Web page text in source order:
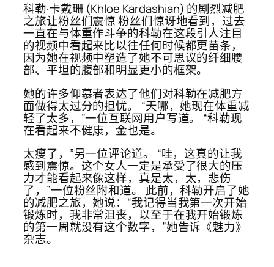
科勒·卡戴珊 (Khloe Kardashian) 的剧烈减肥
之旅让粉丝们震惊 粉丝们惊讶地看到，过去
一直在与体重作斗争的科勒在这段引人注目
的视频中看起来比以往任何时候都更苗条，
因为她在视频中塑造了她不可思议的纤细腰
部、平坦的腹部和明显更小的框架。
她的许多仰慕者表达了他们对科勒在减肥方
面做得太过分的担忧。 “天哪，她现在体重减
轻了太多，”一位互联网用户写道。 “科勒现
在看起来不健康，金也是。
太瘦了，”另一位评论道。 “哇，这真的让我
感到震惊。这个女人一定是承受了很大的压
力才能看起来像这样，真是太，太，悲伤
了，”一位粉​​丝附和道。 此前，科勒开启了她
的减肥之旅，她说：“我记得当我第一次开始
锻炼时，我非常沮丧，以至于在我开始锻炼
的第一周就没有这个数字，”她告诉《魅力》
杂志。